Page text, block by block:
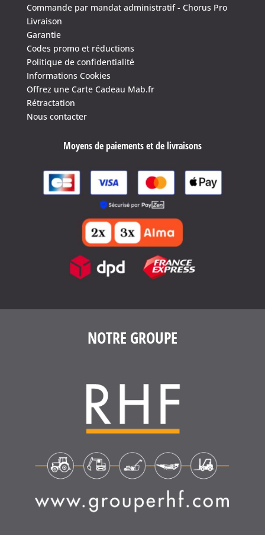
4.6/5(1639 avis)
Commande par mandat administratif - Chorus Pro
Livraison
Garantie
Codes promo et réductions
Politique de confidentialité
Informations Cookies
Offrez une Carte Cadeau Mab.fr
Rétractation
Nous contacter
Moyens de paiements et de livraisons
NOTRE GROUPE